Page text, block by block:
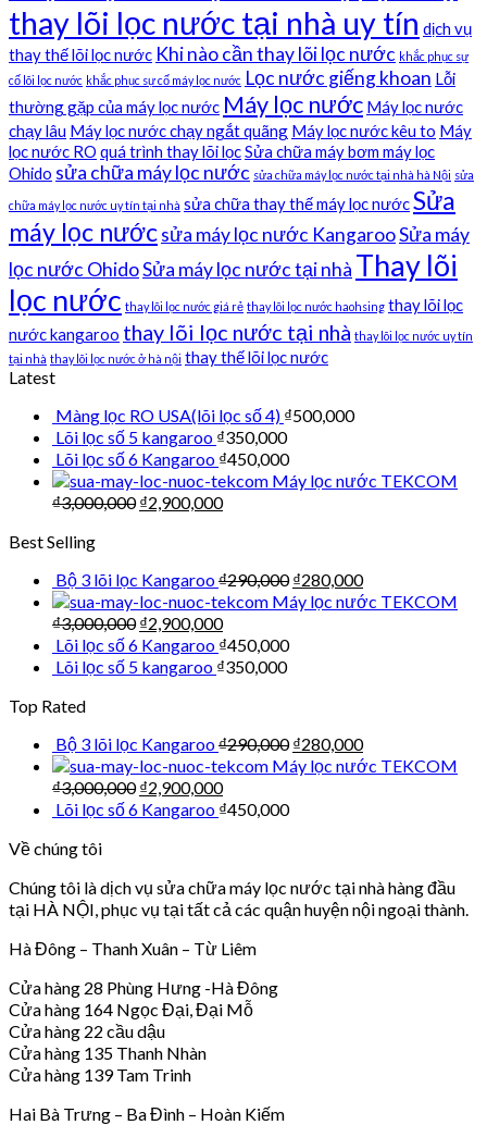
thay lõi lọc nước tại nhà uy tín dịch vụ
thay thế lõi lọc nước Khi nào cần thay lõi lọc nước khắc phục sự
cố lõi lọc nước khắc phục sự cố máy lọc nước Lọc nước giếng khoan Lỗi
thường gặp của máy lọc nước Máy lọc nước Máy lọc nước
chạy lâu Máy lọc nước chạy ngắt quãng Máy lọc nước kêu to Máy
lọc nước RO quá trình thay lõi lọcSửa chữa máy bơm máy lọc
Ohido sửa chữa máy lọc nước sửa chữa máy lọc nước tại nhà hà Nội sửa
chữa máy lọc nước uy tín tại nhà sửa chữa thay thế máy lọc nướcSửa
máy lọc nướcsửa máy lọc nước KangarooSửa máy
lọc nước OhidoSửa máy lọc nước tại nhà Thay lõi
lọc nước thay lõi lọc nước giá rẻ thay lõi lọc nước haohsing thay lõi lọc
nước kangaroo thay lõi lọc nước tại nhà thay lõi lọc nước uy tín
tại nhà thay lõi lọc nước ở hà nội thay thế lõi lọc nước
Latest
Màng lọc RO USA(lõi lọc số 4) ₫500,000
Lõi lọc số 5 kangaroo ₫350,000
Lõi lọc số 6 Kangaroo ₫450,000
Máy lọc nước TEKCOM
₫3,000,000 ₫2,900,000
Best Selling
Bộ 3 lõi lọc Kangaroo₫290,000 ₫280,000
Máy lọc nước TEKCOM
₫3,000,000 ₫2,900,000
Lõi lọc số 6 Kangaroo ₫450,000
Lõi lọc số 5 kangaroo ₫350,000
Top Rated
Bộ 3 lõi lọc Kangaroo₫290,000 ₫280,000
Máy lọc nước TEKCOM
₫3,000,000 ₫2,900,000
Lõi lọc số 6 Kangaroo ₫450,000
Về chúng tôi
Chúng tôi là dịch vụ sửa chữa máy lọc nước tại nhà hàng đầu
tại HÀ NỘI, phục vụ tại tất cả các quận huyện nội ngoại thành.
Hà Đông – Thanh Xuân – Từ Liêm
Cửa hàng 28 Phùng Hưng -Hà Đông
Cửa hàng 164 Ngọc Đại, Đại Mỗ
Cửa hàng 22 cầu dậu
Cửa hàng 135 Thanh Nhàn
Cửa hàng 139 Tam Trinh
Hai Bà Trưng – Ba Đình – Hoàn Kiếm